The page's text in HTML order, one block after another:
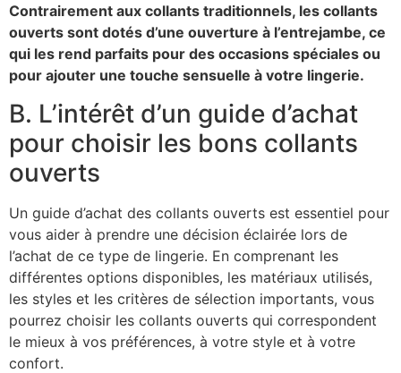
Contrairement aux collants traditionnels, les collants
ouverts sont dotés d’une ouverture à l’entrejambe, ce
qui les rend parfaits pour des occasions spéciales ou
pour ajouter une touche sensuelle à votre lingerie.
B. L’intérêt d’un guide d’achat
pour choisir les bons collants
ouverts
Un guide d’achat des collants ouverts est essentiel pour
vous aider à prendre une décision éclairée lors de
l’achat de ce type de lingerie. En comprenant les
différentes options disponibles, les matériaux utilisés,
les styles et les critères de sélection importants, vous
pourrez choisir les collants ouverts qui correspondent
le mieux à vos préférences, à votre style et à votre
confort.